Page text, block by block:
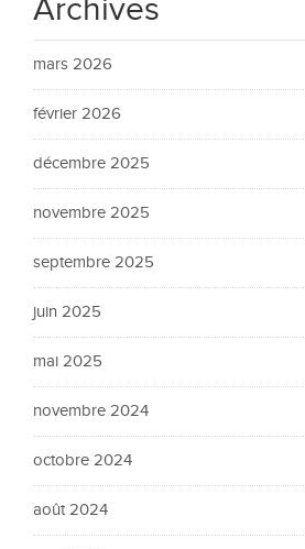
Archives
mars 2026
février 2026
décembre 2025
novembre 2025
septembre 2025
juin 2025
mai 2025
novembre 2024
octobre 2024
août 2024